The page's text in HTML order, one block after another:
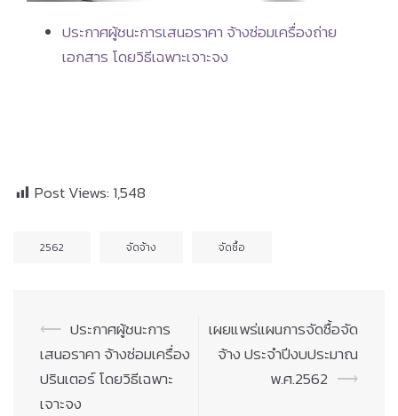
ประกาศผู้ชนะการเสนอราคา จ้างซ่อมเครื่องถ่าย
เอกสาร โดยวิธีเฉพาะเจาะจง
Post Views: 1,548
2562 จัดจ้าง จัดซื้อ
Post
navigation
⟵ ประกาศผู้ชนะการ
เสนอราคา จ้างซ่อมเครื่อง
ปรินเตอร์ โดยวิธีเฉพาะ
เจาะจง
เผยแพร่แผนการจัดซื้อจัด
จ้าง ประจำปีงบประมาณ
พ.ศ.2562 ⟶